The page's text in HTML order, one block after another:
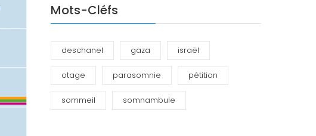
Mots-Cléfs
deschanel gaza israël
otage parasomnie pétition
sommeil somnambule